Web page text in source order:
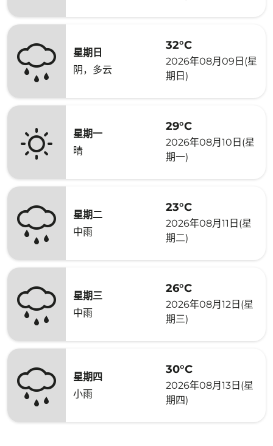
星期日
阴，多云
32°C
2026年08月09日(星
期日)
星期一
晴
29°C
2026年08月10日(星
期一)
星期二
中雨
23°C
2026年08月11日(星
期二)
星期三
中雨
26°C
2026年08月12日(星
期三)
星期四
小雨
30°C
2026年08月13日(星
期四)